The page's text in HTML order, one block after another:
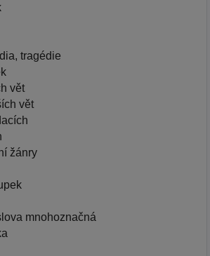
tragédie
vět
vět
žánry
mnohoznačná